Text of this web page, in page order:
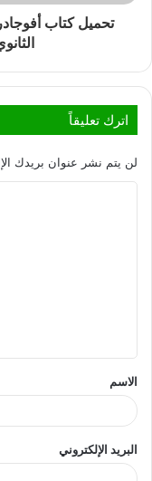
تحميل كتاب
الثانوي 2023 كامل
اترك تعليقاً
لن يتم نشر عنوان بريدك
الاسم
البريد الإلكتروني